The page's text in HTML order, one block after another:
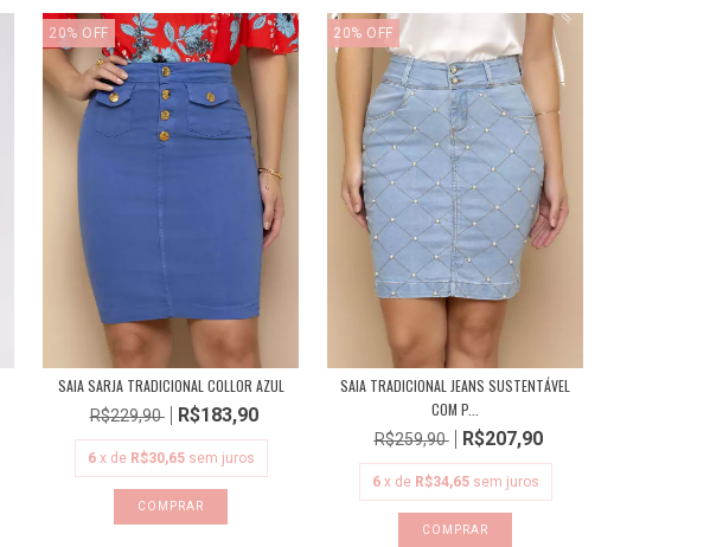
20% OFF
SAIA SARJA TRADICIONAL COLLOR AZUL
R$229,90 R$183,90
6 x de R$30,65 sem juros
COMPRAR
20% OFF
SAIA TRADICIONAL JEANS SUSTENTÁVEL
COM P...
R$259,90 R$207,90
6 x de R$34,65 sem juros
COMPRAR